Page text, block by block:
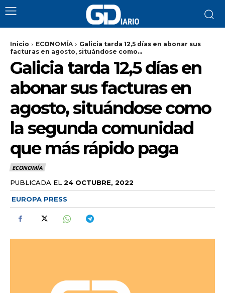
Inicio ECONOMÍA
Galicia tarda 12,5 días en abonar sus
facturas en agosto, situándose como...
Galicia tarda 12,5 días en
abonar sus facturas en
agosto, situándose como
la segunda comunidad
que más rápido paga
ECONOMÍA
PUBLICADA EL 24 OCTUBRE, 2022
EUROPA PRESS